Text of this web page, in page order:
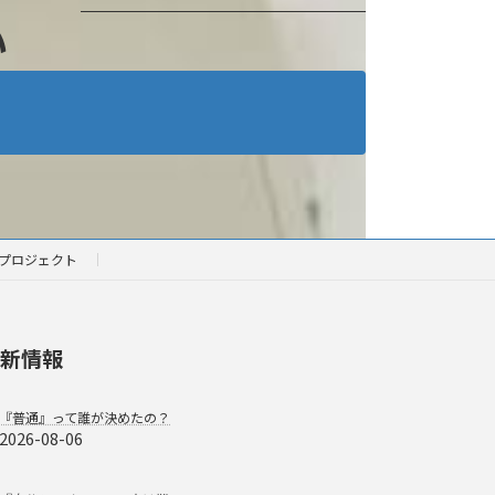
ロジェクト
情報
『普通』って誰が決めたの？
2026-08-06